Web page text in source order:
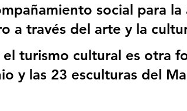
social para
a través del arte y la
turismo cultural es otra
y las 23 esculturas del